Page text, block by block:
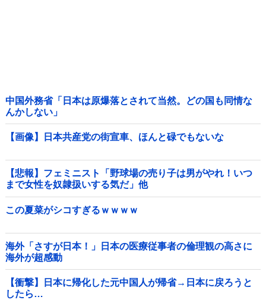
中国外務省「日本は原爆落とされて当然。どの国も同情な
んかしない」
【画像】日本共産党の街宣車、ほんと碌でもないな
【悲報】フェミニスト「野球場の売り子は男がやれ！いつ
まで女性を奴隷扱いする気だ」他
この夏菜がシコすぎるｗｗｗｗ
海外「さすが日本！」日本の医療従事者の倫理観の高さに
海外が超感動
【衝撃】日本に帰化した元中国人が帰省→日本に戻ろうと
したら…